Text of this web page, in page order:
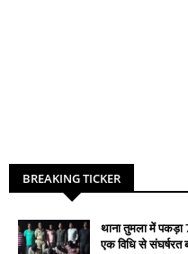
BREAKING TICKER
थाना तुमला में पकड़ा
एक विधि से संघर्षरत